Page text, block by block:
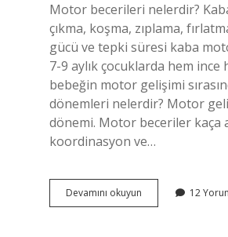
Motor becerileri nelerdir?
çıkma, koşma, zıplama,
gücü ve tepki süresi kaba
7-9 aylık çocuklarda hem
bebeğin motor gelişimi
dönemleri nelerdir? Motor
dönemi. Motor beceriler kaça
koordinasyon ve…
Devamını okuyun
24
12